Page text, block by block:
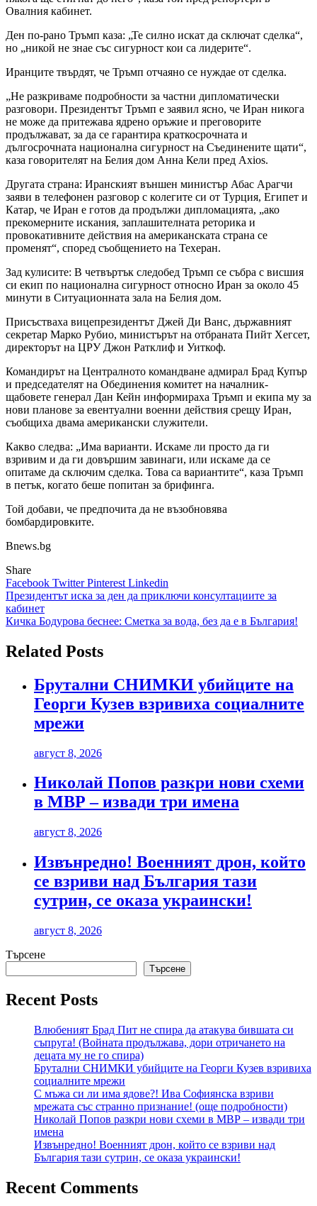
Овалния кабинет.
Ден по-рано Тръмп каза: „Те силно искат да сключат сделка“,
но „никой не знае със сигурност кои са лидерите“.
Иранците твърдят, че Тръмп отчаяно се нуждае от сделка.
„Не разкриваме подробности за частни дипломатически
разговори. Президентът Тръмп е заявил ясно, че Иран никога
не може да притежава ядрено оръжие и преговорите
продължават, за да се гарантира краткосрочната и
дългосрочната национална сигурност на Съединените щати“,
каза говорителят на Белия дом Анна Кели пред Axios.
Другата страна: Иранският външен министър Абас Арагчи
заяви в телефонен разговор с колегите си от Турция, Египет и
Катар, че Иран е готов да продължи дипломацията, „ако
прекомерните искания, заплашителната реторика и
провокативните действия на американската страна се
променят“, според съобщението на Техеран.
Зад кулисите: В четвъртък следобед Тръмп се събра с висшия
си екип по национална сигурност относно Иран за около 45
минути в Ситуационната зала на Белия дом.
Присъстваха вицепрезидентът Джей Ди Ванс, държавният
секретар Марко Рубио, министърът на отбраната Пийт Хегсет,
директорът на ЦРУ Джон Ратклиф и Уиткоф.
Командирът на Централното командване адмирал Брад Купър
и председателят на Обединения комитет на началник-
щабовете генерал Дан Кейн информираха Тръмп и екипа му за
нови планове за евентуални военни действия срещу Иран,
съобщиха двама американски служители.
Какво следва: „Има варианти. Искаме ли просто да ги
взривим и да ги довършим завинаги, или искаме да се
опитаме да сключим сделка. Това са вариантите“, каза Тръмп
в петък, когато беше попитан за брифинга.
Той добави, че предпочита да не възобновява
бомбардировките.
Bnews.bg
Share
Facebook TwitterPinterest Linkedin
Навигация
Президентът иска за ден да приключи консултациите за
кабинет
Кичка Бодурова беснее: Сметка за вода, без да е в България!
Related Posts
Брутални СНИМКИ убийците на
Георги Кузев взривиха социалните
мрежи
август 8, 2026
Николай Попов разкри нови схеми
в МВР – извади три имена
август 8, 2026
Извънредно! Военният дрон, който
се взриви над България тази
сутрин, се оказа украински!
август 8, 2026
Търсене
Търсене
Recent Posts
Влюбеният Брад Пит не спира да атакува бившата си
съпруга! (Войната продължава, дори отричането на
децата му не го спира)
Брутални СНИМКИ убийците на Георги Кузев взривиха
социалните мрежи
С мъжа си ли има ядове?! Ива Софиянска взриви
мрежата със странно признание! (още подробности)
Николай Попов разкри нови схеми в МВР – извади три
имена
Извънредно! Военният дрон, който се взриви над
България тази сутрин, се оказа украински!
Recent Comments